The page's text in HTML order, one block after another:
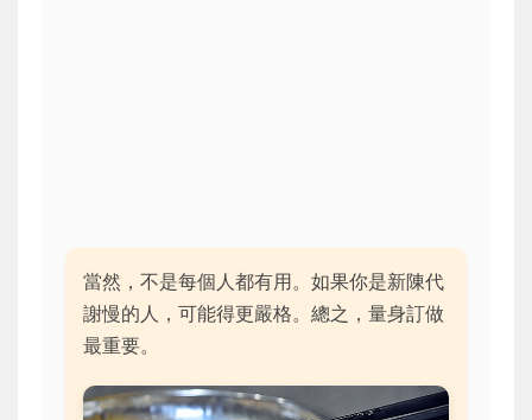
當然，不是每個人都有用。如果你是新陳代
謝慢的人，可能得更嚴格。總之，量身訂做
最重要。